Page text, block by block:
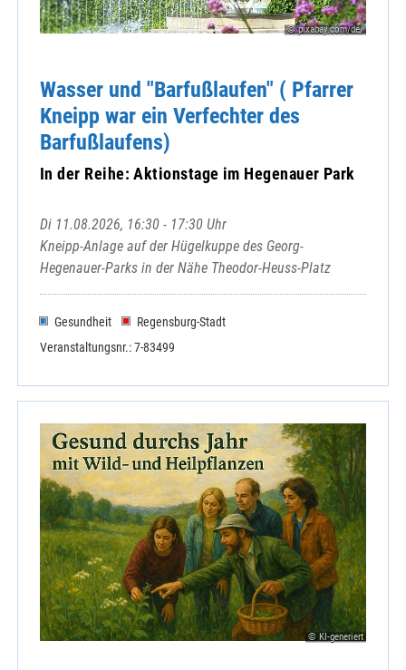
© pixabay.com/de/
Wasser und "Barfußlaufen" ( Pfarrer
Kneipp war ein Verfechter des
Barfußlaufens)
In der Reihe: Aktionstage im Hegenauer Park
Di 11.08.2026, 16:30 - 17:30 Uhr
Kneipp-Anlage auf der Hügelkuppe des Georg-
Hegenauer-Parks in der Nähe Theodor-Heuss-Platz
Gesundheit
Regensburg-Stadt
Veranstaltungsnr.: 7-83499
© KI-generiert